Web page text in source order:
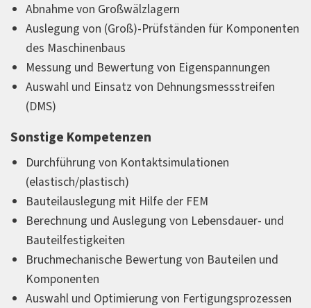
Abnahme von Großwälzlagern
Auslegung von (Groß)-Prüfständen für Komponenten
des Maschinenbaus
Messung und Bewertung von Eigenspannungen
Auswahl und Einsatz von Dehnungsmessstreifen
(DMS)
Sonstige Kompetenzen
Durchführung von Kontaktsimulationen
(elastisch/plastisch)
Bauteilauslegung mit Hilfe der FEM
Berechnung und Auslegung von Lebensdauer- und
Bauteilfestigkeiten
Bruchmechanische Bewertung von Bauteilen und
Komponenten
Auswahl und Optimierung von Fertigungsprozessen